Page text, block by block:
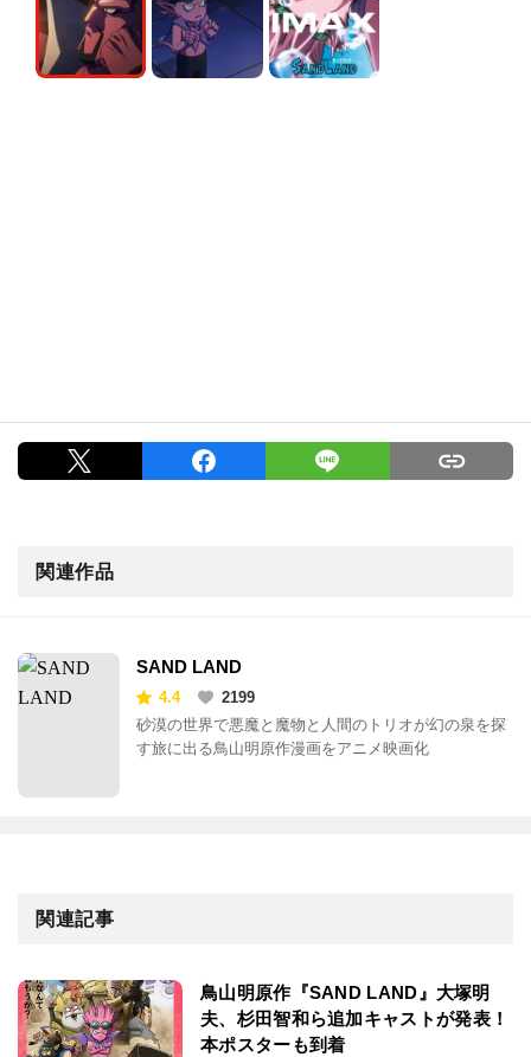
関連作品
SAND LAND
4.4
2199
砂漠の世界で悪魔と魔物と人間のトリオが幻の泉を探
す旅に出る鳥山明原作漫画をアニメ映画化
関連記事
鳥山明原作『SAND LAND』大塚明
夫、杉田智和ら追加キャストが発表！
本ポスターも到着